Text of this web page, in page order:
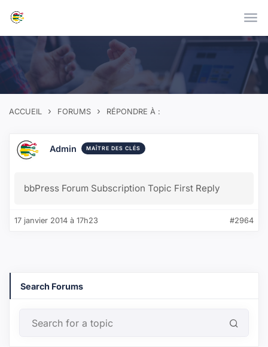
ACCUEIL › FORUMS › RÉPONDRE À :
Admin MAÎTRE DES CLÉS
bbPress Forum Subscription Topic First Reply
17 janvier 2014 à 17h23 #2964
Search Forums